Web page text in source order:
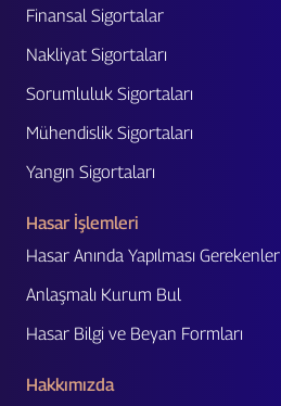
Finansal Sigortalar
Nakliyat Sigortaları
Sorumluluk Sigortaları
Mühendislik Sigortaları
Yangın Sigortaları
Hasar İşlemleri
Hasar Anında Yapılması Gerekenler
Anlaşmalı Kurum Bul
Hasar Bilgi ve Beyan Formları
Hakkımızda